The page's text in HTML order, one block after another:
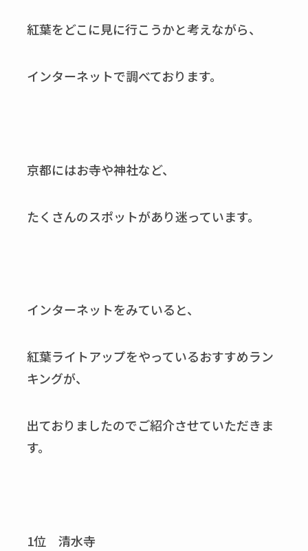
紅葉をどこに見に行こうかと考えながら、
インターネットで調べております。
京都にはお寺や神社など、
たくさんのスポットがあり迷っています。
インターネットをみていると、
紅葉ライトアップをやっているおすすめラン
キングが、
出ておりましたのでご紹介させていただきま
す。
1位 清水寺